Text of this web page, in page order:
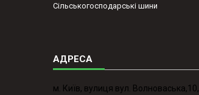
Сільськогосподарські шини
м. Київ, вулиця вул. Волноваська,10,